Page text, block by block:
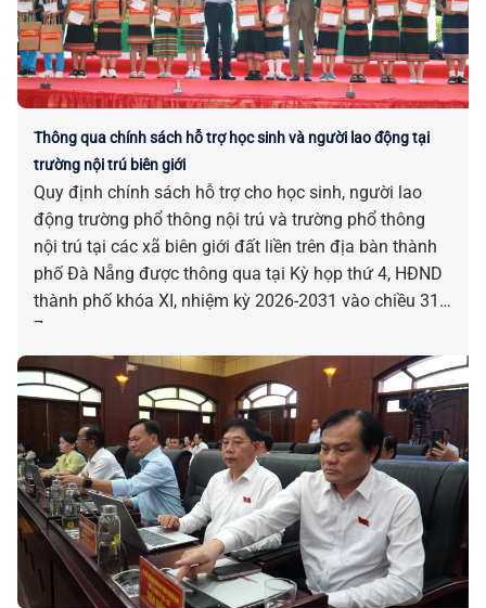
Thông qua chính sách hỗ trợ học sinh và người lao động tại
trường nội trú biên giới
Quy định chính sách hỗ trợ cho học sinh, người lao
động trường phổ thông nội trú và trường phổ thông
nội trú tại các xã biên giới đất liền trên địa bàn thành
phố Đà Nẵng được thông qua tại Kỳ họp thứ 4, HĐND
thành phố khóa XI, nhiệm kỳ 2026-2031 vào chiều 31-
7.